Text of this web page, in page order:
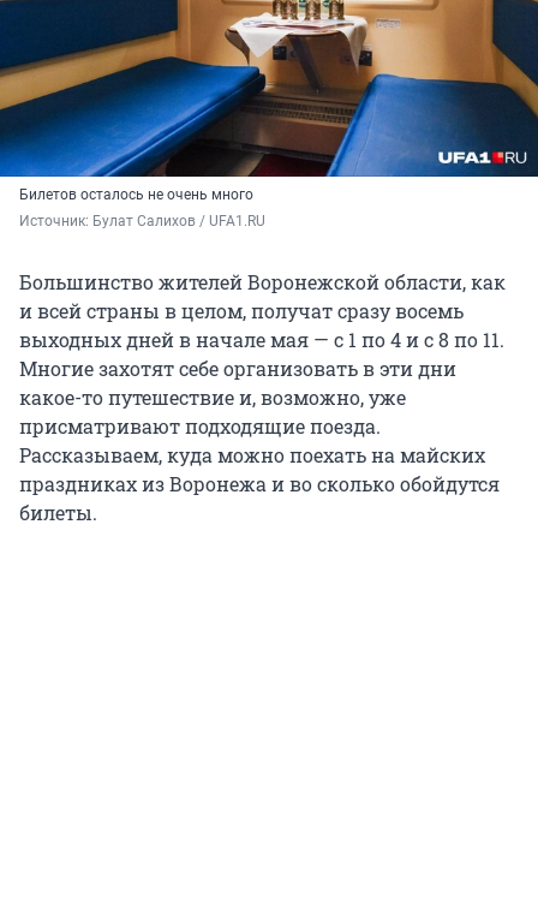
Билетов осталось не очень много
Источник: Булат Салихов / UFA1.RU
Большинство жителей Воронежской области, как
и всей страны в целом, получат сразу восемь
выходных дней в начале мая — с 1 по 4 и с 8 по 11.
Многие захотят себе организовать в эти дни
какое-то путешествие и, возможно, уже
присматривают подходящие поезда.
Рассказываем, куда можно поехать на майских
праздниках из Воронежа и во сколько обойдутся
билеты.